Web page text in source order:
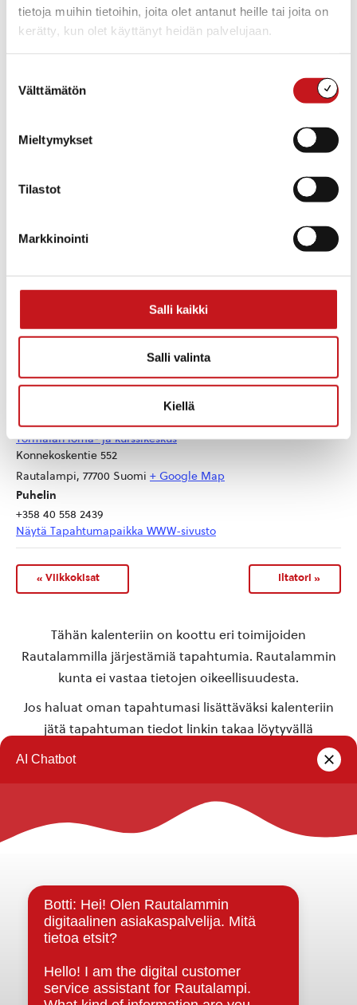
tietoja muihin tietoihin, joita olet antanut heille tai joita on
kerätty, kun olet käyttänyt heidän palvelujaan.
valinta
Välttämätön
Mieltymykset
Tilastot
Markkinointi
Salli kaikki
Salli valinta
Kiellä
20$
Tapahtumaluokat:
perheiden tapahtumat,
Kotisivu:
kesa/tormala/kirkkoveneell
a-hankavetta-ihaillen-
Törmälän loma- ja kurssikeskus
Konnekoskentie 552
Rautalampi, 77700 Suomi + Google Map
Puhelin
‭+358 40 558 2439‬
Näytä Tapahtumapaikka WWW-sivusto
« Viikkokisat Iltatori »
Tähän kalenteriin on koottu eri toimijoiden
Rautalammilla järjestämiä tapahtumia. Rautalammin
kunta ei vastaa tietojen oikeellisuudesta.
Jos haluat oman tapahtumasi lisättäväksi kalenteriin
jätä tapahtuman tiedot linkin takaa löytyvällä
Rautalammin kunta
Strategiat, ohjelmat, ohjeet, suunnitelmat, säännöt ja
sopimukset
Asiakirjajulkisuuskuvaus
Evästeet
Saavutettavuusseloste